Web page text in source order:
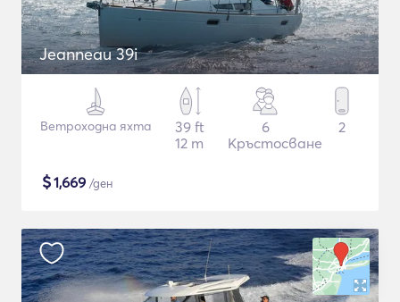
Jeanneau 39i
Ветроходна яхта
39 ft
12 m
6
Кръстосване
2
$1,669 /ден